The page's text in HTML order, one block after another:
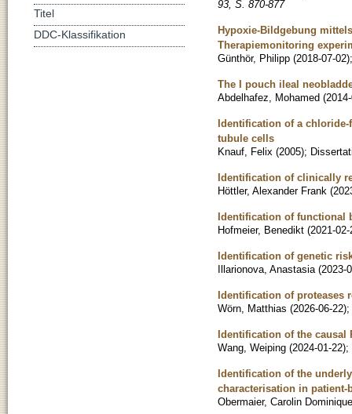
93, S. 870-877
Hypoxie-Bildgebung
Therapiemonitoring
Günthör, Philipp (2018-07-02)
The I pouch ileal
Abdelhafez, Mohamed (
Identification of a chloride-
tubule cells
Knauf, Felix (2005);
Identification of clinically
Höttler, Alexander Frank (
Identification of functional
Hofmeier, Benedikt (2021-02-
Identification of genetic
Illarionova, Anastasia (2023-
Identification of proteases
Wörn, Matthias (2026-06-22);
Identification of the causal
Wang, Weiping (2024-01-22);
Identification of the
characterisation in patient-
Obermaier, Carolin Dominique
Titel
DDC-Klassifikation